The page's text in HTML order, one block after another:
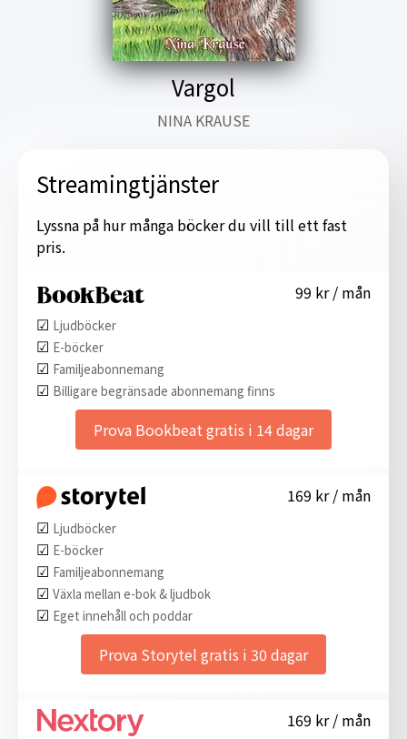
Vargol
NINA KRAUSE
Streamingtjänster
Lyssna på hur många böcker du vill till ett fast
pris.
99 kr / mån
☑︎ Ljudböcker
☑︎ E-böcker
☑︎ Familjeabonnemang
☑︎ Billigare begränsade abonnemang finns
Prova Bookbeat gratis i 14 dagar
169 kr / mån
☑︎ Ljudböcker
☑︎ E-böcker
☑︎ Familjeabonnemang
☑︎ Växla mellan e-bok & ljudbok
☑︎ Eget innehåll och poddar
Prova Storytel gratis i 30 dagar
169 kr / mån